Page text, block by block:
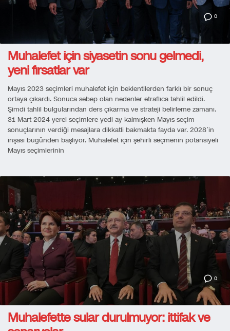
0
Muhalefet için siyasetin sonu gelmedi,
yeni fırsatlar var
Mayıs 2023 seçimleri muhalefet için beklentilerden farklı bir sonuç
ortaya çıkardı. Sonuca sebep olan nedenler etraflıca tahlil edildi.
Şimdi tahlil bulgularından ders çıkarma ve strateji belirleme zamanı.
31 Mart 2024 yerel seçimlere yedi ay kalmışken Mayıs seçim
sonuçlarının verdiği mesajlara dikkatli bakmakta fayda var. 2028’in
inşası bugünden başlıyor. Muhalefet için şehirli seçmenin potansiyeli
Mayıs seçimlerinin
0
Muhalefette sular durulmuyor: ittifak ve